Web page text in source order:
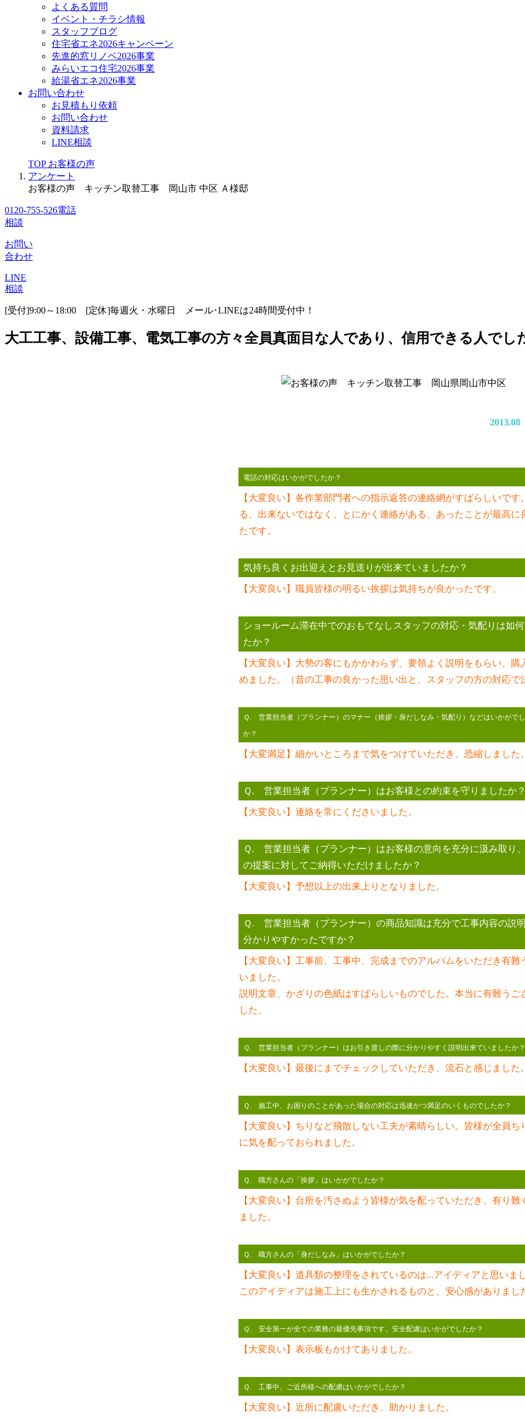
よくある質問
イベント・チラシ情報
スタッフブログ
住宅省エネ2026キャンペーン
先進的窓リノベ2026事業
みらいエコ住宅2026事業
給湯省エネ2026事業
お問い合わせ
お見積もり依頼
お問い合わせ
資料請求
LINE相談
TOP お客様の声
アンケート
お客様の声 キッチン取替工事 岡山市 中区 Ａ様邸
0120-755-526電話
相談
お問い
合わせ
LINE
相談
[受付]9:00～18:00 [定休]毎週火・水曜日 メール･LINEは24時間受付中！
大工工事、設備工事、電気工事の方々全員真面目な人であり、信用できる人でし
電話の対応はいかがでしたか？
【大変良い】各作業部門者への指示返答の連絡網がすばらしいです
る、出来ないではなく、とにかく連絡がある、あったことが最高に
たです。
気持ち良くお出迎えとお見送りが出来ていましたか？
【大変良い】職員皆様の明るい挨拶は気持ちが良かったです。
ショールーム滞在中でのおもてなしスタッフの対応・気配りは如
たか？
【大変良い】大勢の客にもかかわらず、要領よく説明をもらい、購
めました。（昔の工事の良かった思い出と、スタッフの方の対応で
Ｑ. 営業担当者（プランナー）のマナー（挨拶・身だしなみ・気配り）などはいかがで
か？
【大変満足】細かいところまで気をつけていただき、恐縮しました
Ｑ. 営業担当者（プランナー）はお客様との約束を守りましたか
【大変良い】連絡を常にくださいました。
Ｑ. 営業担当者（プランナー）はお客様の意向を充分に汲み取り
の提案に対してご納得いただけましたか？
【大変良い】予想以上の出来上りとなりました。
Ｑ. 営業担当者（プランナー）の商品知識は充分で工事内容の説
分かりやすかったですか？
【大変良い】工事前、工事中、完成までのアルバムをいただき有難
いました。
説明文章、かざりの色紙はすばらしいものでした。本当に有難うご
した。
Ｑ. 営業担当者（プランナー）はお引き渡しの際に分かりやすく説明出来ていましたか？
【大変良い】最後にまでチェックしていただき、流石と感じました
Ｑ. 施工中、お困りのことがあった場合の対応は迅速かつ満足のいくものでしたか？
【大変良い】ちりなど飛散しない工夫が素晴らしい。皆様が全員ち
に気を配っておられました。
Ｑ. 職方さんの「挨拶」はいかがでしたか？
【大変良い】台所を汚さぬよう皆様が気を配っていただき、有り難
ました。
Ｑ. 職方さんの「身だしなみ」はいかがでしたか？
【大変良い】道具類の整理をされているのは...アイディアと思いま
このアイディアは施工上にも生かされるものと、安心感がありまし
Ｑ. 安全第一が全ての業務の最優先事項です。安全配慮はいかがでしたか？
【大変良い】表示板もかけてありました。
Ｑ. 工事中、ご近所様への配慮はいかがでしたか？
【大変良い】近所に配慮いただき、助かりました。